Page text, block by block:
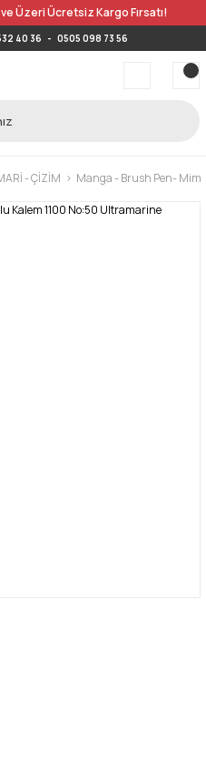
Üzeri Ücretsiz Kargo Fırsatı!
40 36 - 0505 098 73 56
- ÇİZİM Manga - Brush Pen-